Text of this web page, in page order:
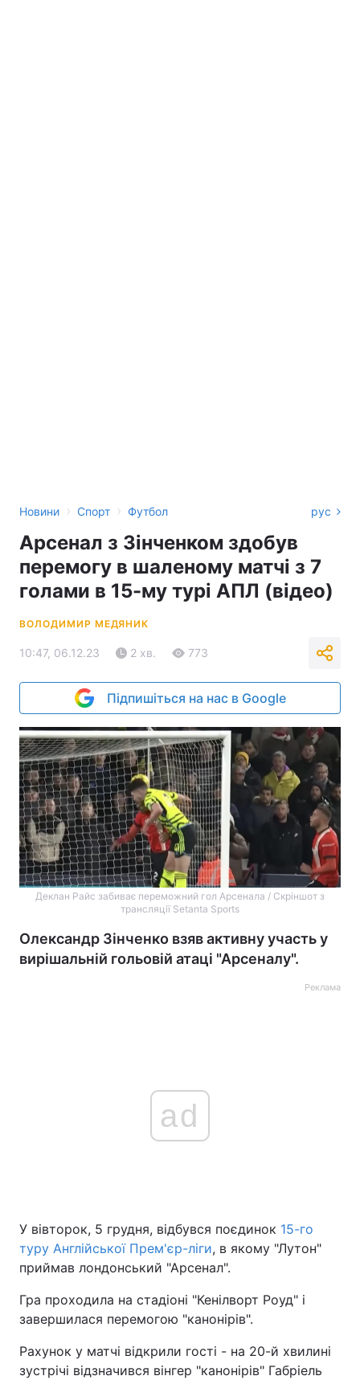
Новини › Спорт › Футбол рус
Арсенал з Зінченком здобув
перемогу в шаленому матчі з 7
голами в 15-му турі АПЛ (відео)
ВОЛОДИМИР МЕДЯНИК
10:47, 06.12.23 2 хв. 773
Підпишіться на нас в Google
Деклан Райс забиває переможний гол Арсенала / Скріншот з
трансляції Setanta Sports
Олександр Зінченко взяв активну участь у
вирішальній гольовій атаці "Арсеналу".
Реклама
ad
У вівторок, 5 грудня, відбувся поєдинок 15-го
туру Англійської Прем'єр-ліги, в якому "Лутон"
приймав лондонський "Арсенал".
Гра проходила на стадіоні "Кенілворт Роуд" і
завершилася перемогою "канонірів".
Рахунок у матчі відкрили гості - на 20-й хвилині
зустрічі відзначився вінгер "канонірів" Габріель